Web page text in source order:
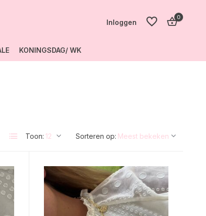
Inloggen
0
KONINGSDAG/ WK
Toon: Sorteren op: